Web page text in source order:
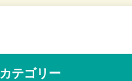
カテゴリー